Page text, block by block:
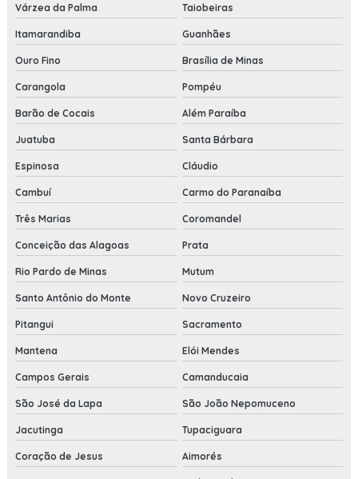
Várzea da Palma Taiobeiras
Itamarandiba Guanhães
Ouro Fino Brasília de Minas
Carangola Pompéu
Barão de Cocais Além Paraíba
Juatuba Santa Bárbara
Espinosa Cláudio
Cambuí Carmo do Paranaíba
Três Marias Coromandel
Conceição das Alagoas Prata
Rio Pardo de Minas Mutum
Santo Antônio do Monte Novo Cruzeiro
Pitangui Sacramento
Mantena Elói Mendes
Campos Gerais Camanducaia
São José da Lapa São João Nepomuceno
Jacutinga Tupaciguara
Coração de Jesus Aimorés